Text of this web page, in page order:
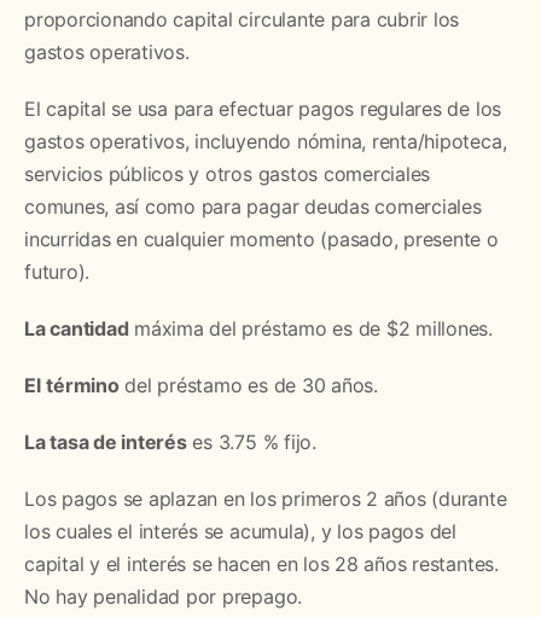
proporcionando capital circulante para cubrir los
gastos operativos.
El capital se usa para efectuar pagos regulares de los
gastos operativos, incluyendo nómina, renta/hipoteca,
servicios públicos y otros gastos comerciales
comunes, así como para pagar deudas comerciales
incurridas en cualquier momento (pasado, presente o
futuro).
La cantidad máxima del préstamo es de $2 millones.
El término del préstamo es de 30 años.
La tasa de interéses 3.75 % fijo.
Los pagos se aplazan en los primeros 2 años (durante
los cuales el interés se acumula), y los pagos del
capital y el interés se hacen en los 28 años restantes.
No hay penalidad por prepago.